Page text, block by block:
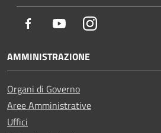
Facebook YoutubeInstagram
AMMINISTRAZIONE
Organi di Governo
Aree Amministrative
Uffici